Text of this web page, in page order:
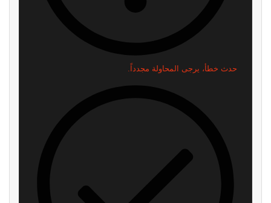
حدث خطأ، يرجى المحاولة مجدداً.